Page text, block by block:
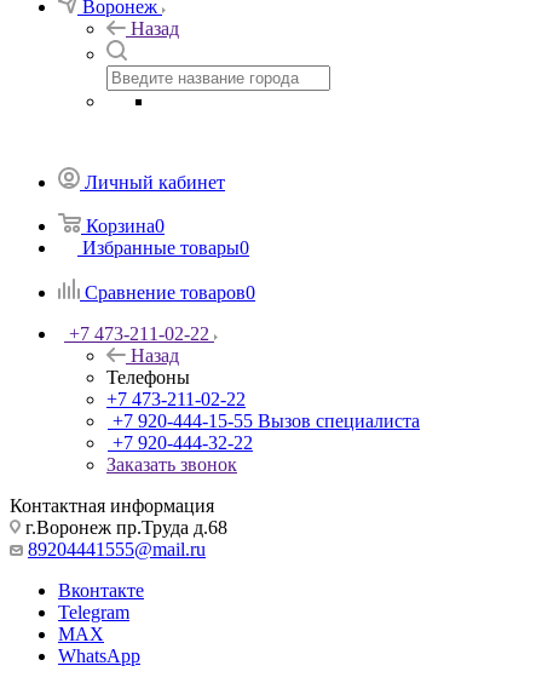
Воронеж
Назад
Личный кабинет
Корзина0
Избранные товары0
Сравнение товаров0
+7 473-211-02-22
Назад
Телефоны
+7 473-211-02-22
+7 920-444-15-55 Вызов специалиста
+7 920-444-32-22
Заказать звонок
Контактная информация
г.Воронеж пр.Труда д.68
89204441555@mail.ru
Вконтакте
Telegram
MAX
WhatsApp